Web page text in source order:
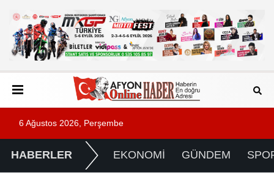
6 Ağustos 2026, Perşembe
HABERLER EKONOMİ GÜNDEM